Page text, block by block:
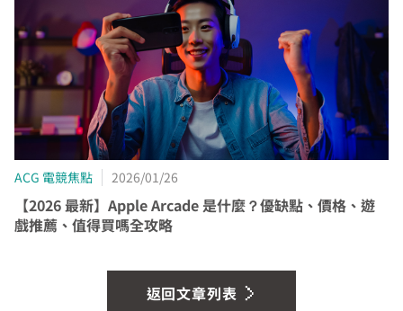
ACG 電競焦點 2026/01/26
【2026 最新】Apple Arcade 是什麼？優缺點、價格、遊
戲推薦、值得買嗎全攻略
返回文章列表